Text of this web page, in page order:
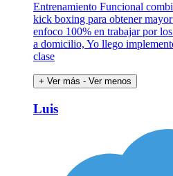
Entrenamiento Funcional
kick boxing para obtener
enfoco 100% en trabajar por
a domicilio, Yo llego
clase
+ Ver más - Ver menos
Luis